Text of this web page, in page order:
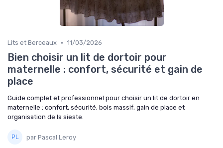
Lits et Berceaux • 11/03/2026
Bien choisir un lit de dortoir pour
maternelle : confort, sécurité et gain de
place
Guide complet et professionnel pour choisir un lit de dortoir en
maternelle : confort, sécurité, bois massif, gain de place et
organisation de la sieste.
par Pascal Leroy